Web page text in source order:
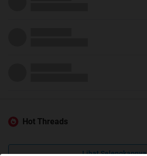
Hot Threads
Lihat Selengkapnya